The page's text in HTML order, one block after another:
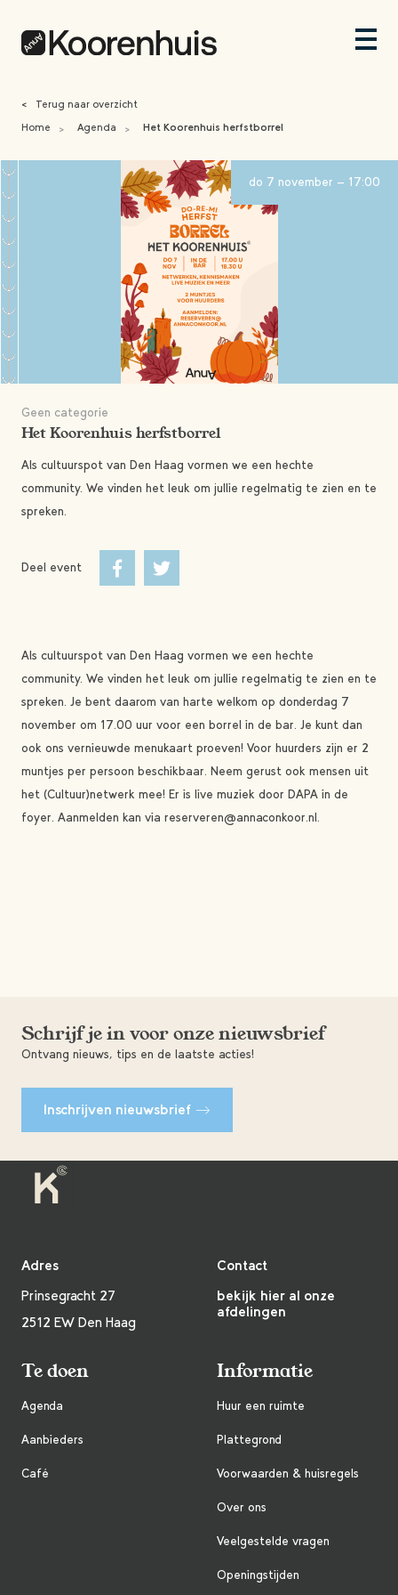
<
Terug naar overzicht
Home
> Agenda > Het Koorenhuis herfstborrel
do 7 november - 17:00
Geen categorie
Het Koorenhuis herfstborrel
Als cultuurspot van Den Haag vormen we een hechte
community. We vinden het leuk om jullie regelmatig te zien en te
spreken.
Deel event
Als cultuurspot van Den Haag vormen we een hechte
community. We vinden het leuk om jullie regelmatig te zien en te
spreken. Je bent daarom van harte welkom op donderdag 7
november om 17.00 uur voor een borrel in de bar. Je kunt dan
ook ons vernieuwde menukaart proeven! Voor huurders zijn er 2
muntjes per persoon beschikbaar. Neem gerust ook mensen uit
het (Cultuur)netwerk mee! Er is live muziek door DAPA in de
foyer. Aanmelden kan via reserveren@annaconkoor.nl.
Schrijf je in voor onze nieuwsbrief
Ontvang nieuws, tips en de laatste acties!
Inschrijven nieuwsbrief
Adres
Prinsegracht 27
2512 EW Den Haag
Contact
bekijk hier al onze
afdelingen
Te doen
Agenda
Aanbieders
Café
Informatie
Huur een ruimte
Plattegrond
Voorwaarden & huisregels
Over ons
Veelgestelde vragen
Openingstijden